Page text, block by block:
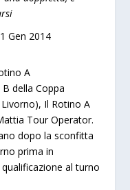
Gen 2014
della Coppa
Il Rotino A
Tour Operator.
dopo la sconfitta
prima in
al turno